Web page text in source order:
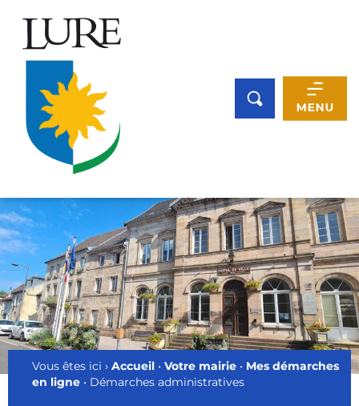
Vous êtes ici › Accueil • Votre mairie • Mes démarches
en ligne • Démarches administratives